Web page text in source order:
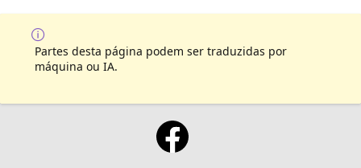
Partes desta página podem ser traduzidas por
máquina ou IA.